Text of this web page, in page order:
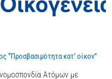
“Προσβασιμότητα κατ’ οίκον”
Ατόμων με